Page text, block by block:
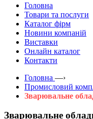
Головна
Товари та послуги
Каталог фірм
Новини компаній
Виставки
Онлайн каталог
Контакти
Головна —›
Промисловий
Зварювальне
Зварювальне